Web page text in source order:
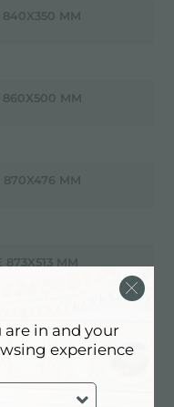
MM
860X500 MM
MM
MM
890X520 MM
in and your
experience